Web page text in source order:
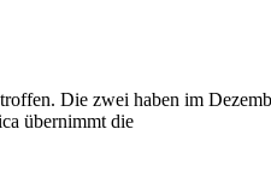
Die zwei haben im
übernimmt die